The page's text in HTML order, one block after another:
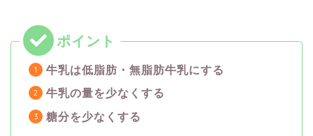
牛乳は低脂肪・無脂肪牛乳にする
牛乳の量を少なくする
糖分を少なくする